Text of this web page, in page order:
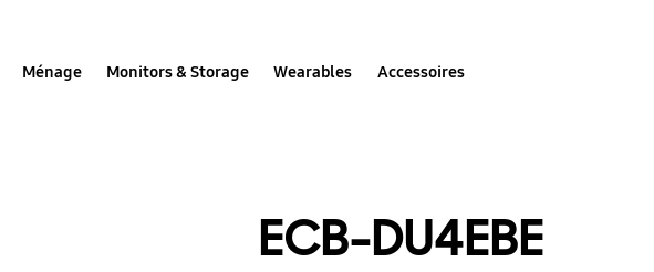
Ménage Monitors & Storage Wearables Accessoires
ECB-DU4EBE